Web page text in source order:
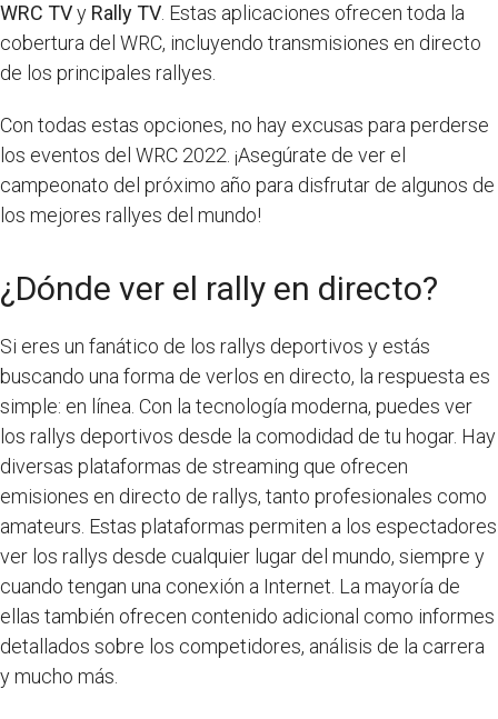
WRC TVy Rally TV . Estas aplicaciones ofrecen toda la
cobertura del WRC, incluyendo transmisiones en directo
de los principales rallyes.
Con todas estas opciones, no hay excusas para perderse
los eventos del WRC 2022. ¡Asegúrate de ver el
campeonato del próximo año para disfrutar de algunos de
los mejores rallyes del mundo!
¿Dónde ver el rally en directo?
Si eres un fanático de los rallys deportivos y estás
buscando una forma de verlos en directo, la respuesta es
simple: en línea. Con la tecnología moderna, puedes ver
los rallys deportivos desde la comodidad de tu hogar. Hay
diversas plataformas de streaming que ofrecen
emisiones en directo de rallys, tanto profesionales como
amateurs. Estas plataformas permiten a los espectadores
ver los rallys desde cualquier lugar del mundo, siempre y
cuando tengan una conexión a Internet. La mayoría de
ellas también ofrecen contenido adicional como informes
detallados sobre los competidores, análisis de la carrera
y mucho más.